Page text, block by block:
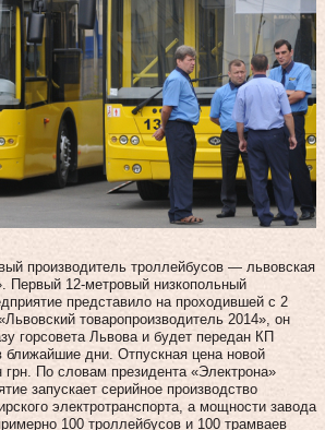
производитель троллейбусов — львовская
Первый 12‑метровый низкопольный
представило на проходившей с 2
товаропроизводитель 2014», он
горсовета Львова и будет передан КП
ближайшие дни. Отпускная цена новой
По словам президента «Электрона»
запускает серийное производство
электротранспорта, а мощности завода
100 троллейбусов и 100 трамваев